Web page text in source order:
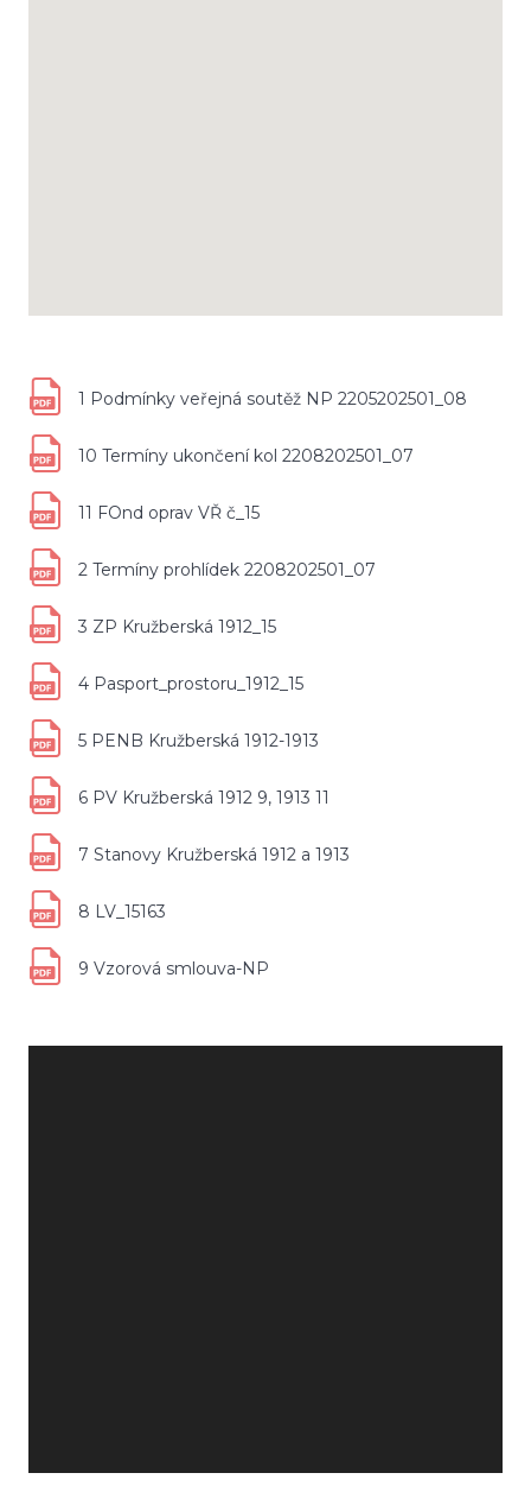
1 Podmínky veřejná soutěž NP 2205202501_08
10 Termíny ukončení kol 2208202501_07
11 FOnd oprav VŘ č_15
2 Termíny prohlídek 2208202501_07
3 ZP Kružberská 1912_15
4 Pasport_prostoru_1912_15
5 PENB Kružberská 1912-1913
6 PV Kružberská 1912 9, 1913 11
7 Stanovy Kružberská 1912 a 1913
8 LV_15163
9 Vzorová smlouva-NP